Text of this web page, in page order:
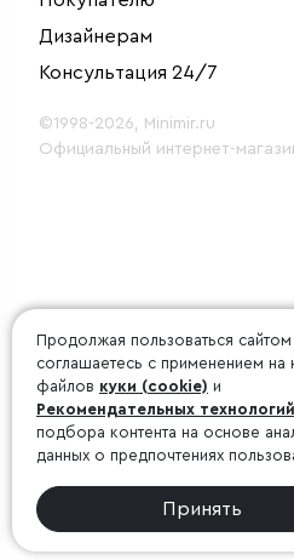
Дизайнерам
Консультация 24/7
©1998-2026, Minimir.ru
Официальный интернет-
Продолжая пользоваться
соглашаетесь с применением на
файлов куки (cookie) и
Рекомендательных технологий
подбора контента на основе
данных о предпочтениях
Принять